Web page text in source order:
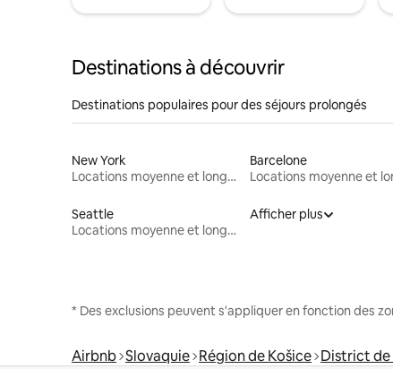
Destinations à découvrir
Destinations populaires pour des séjours prolongés
New York
Locations moyenne et longue durée
Barcelone
Seattle
Locations moyenne et longue durée
Afficher plus
* Des exclusions peuvent s'appliquer en fonction des
Airbnb Slovaquie Région de Košice District